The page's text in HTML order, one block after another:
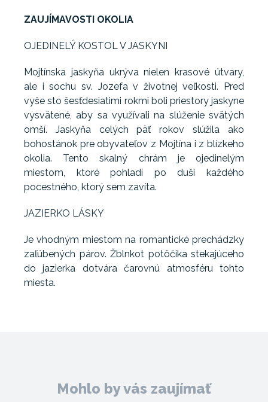
ZAUJÍMAVOSTI OKOLIA
OJEDINELÝ KOSTOL V JASKYNI
Mojtínska jaskyňa ukrýva nielen krasové útvary,
ale i sochu sv. Jozefa v životnej veľkosti. Pred
vyše sto šesťdesiatimi rokmi boli priestory jaskyne
vysvätené, aby sa využívali na slúženie svätých
omší. Jaskyňa celých päť rokov slúžila ako
bohostánok pre obyvateľov z Mojtína i z blízkeho
okolia. Tento skalný chrám je ojedinelým
miestom, ktoré pohladí po duši každého
pocestného, ktorý sem zavíta.
JAZIERKO LÁSKY
Je vhodným miestom na romantické prechádzky
zaľúbených párov. Žblnkot potôčika stekajúceho
do jazierka dotvára čarovnú atmosféru tohto
miesta.
Mohlo by vás zaujímať